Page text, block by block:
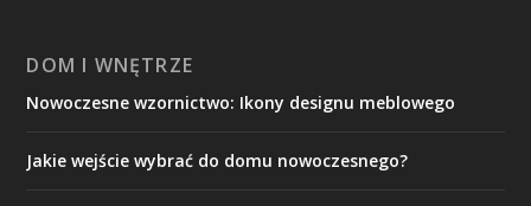
DOM I WNĘTRZE
Nowoczesne wzornictwo: Ikony designu meblowego
Jakie wejście wybrać do domu nowoczesnego?